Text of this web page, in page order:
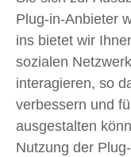
Plug-in-Anbieter
ins bietet wir
sozialen
interagieren, so
verbessern und
ausgestalten
Nutzung der